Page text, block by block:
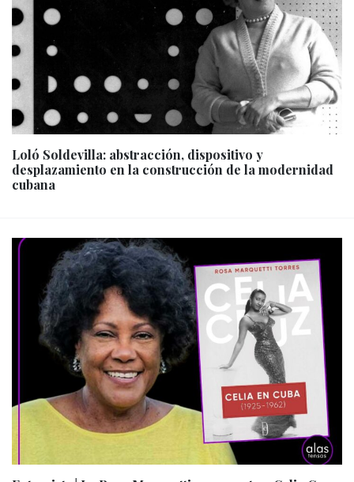
Loló Soldevilla: abstracción, dispositivo y
desplazamiento en la construcción de la modernidad
cubana